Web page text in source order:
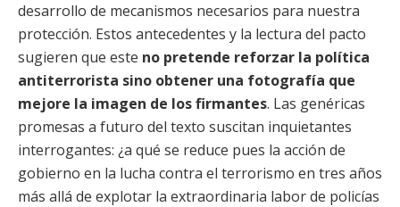
desarrollo de mecanismos necesarios para nuestra
protección. Estos antecedentes y la lectura del pacto
sugieren que este no pretende reforzar la política
antiterrorista sino obtener una fotografía que
mejore la imagen de los firmantes. Las genéricas
promesas a futuro del texto suscitan inquietantes
interrogantes: ¿a qué se reduce pues la acción de
gobierno en la lucha contra el terrorismo en tres años
más allá de explotar la extraordinaria labor de policías